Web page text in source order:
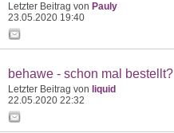
Letzter Beitrag von Pauly
23.05.2020 19:40
behawe - schon mal bestellt?
Letzter Beitrag von liquid
22.05.2020 22:32